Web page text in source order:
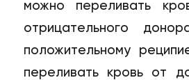
можно переливать
отрицательного
положительному
переливать кровь от